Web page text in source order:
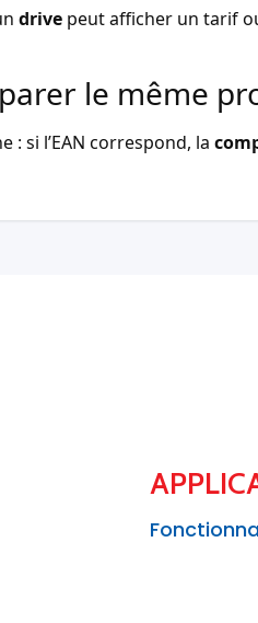
drive peut afficher un tarif
le même
: si l’EAN correspond, la